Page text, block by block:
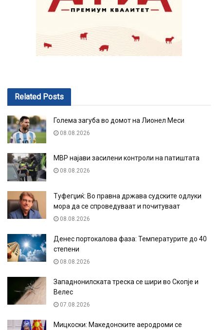
Related Posts
Голема загуба во домот на Лионел Меси
08.08.2026
МВР најави засилени контроли на патиштата
08.08.2026
Туфегџиќ: Во правна држава судските одлуки
мора да се спроведуваат и почитуваат
08.08.2026
Денес портокалова фаза: Температурите до 40
степени
08.08.2026
Западнонилската треска се шири во Скопје и
Велес
07.08.2026
Мицкоски: Македонските аеродроми се